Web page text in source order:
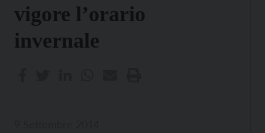
vigore l’orario
invernale